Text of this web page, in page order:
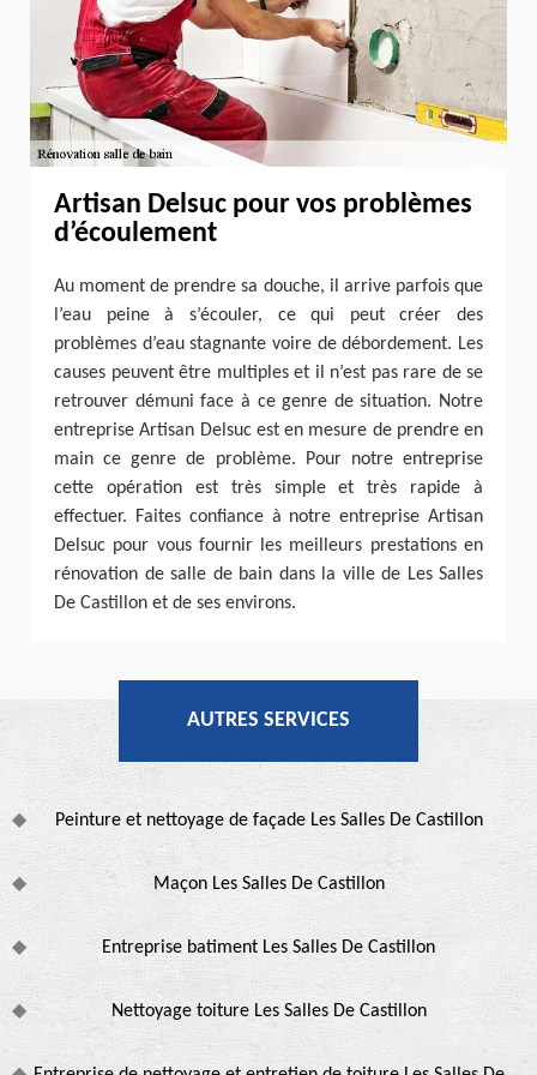
Artisan Delsuc pour vos problèmes
d’écoulement
Au moment de prendre sa douche, il arrive parfois que
l’eau peine à s’écouler, ce qui peut créer des
problèmes d’eau stagnante voire de débordement. Les
causes peuvent être multiples et il n’est pas rare de se
retrouver démuni face à ce genre de situation. Notre
entreprise Artisan Delsuc est en mesure de prendre en
main ce genre de problème. Pour notre entreprise
cette opération est très simple et très rapide à
effectuer. Faites confiance à notre entreprise Artisan
Delsuc pour vous fournir les meilleurs prestations en
rénovation de salle de bain dans la ville de Les Salles
De Castillon et de ses environs.
AUTRES SERVICES
Peinture et nettoyage de façade Les Salles De Castillon
Maçon Les Salles De Castillon
Entreprise batiment Les Salles De Castillon
Nettoyage toiture Les Salles De Castillon